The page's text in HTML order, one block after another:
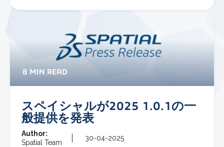
8 MIN READ
スペイシャルが2025 1.0.1の一
般提供を発表
Author:
Spatial Team
30-04-2025